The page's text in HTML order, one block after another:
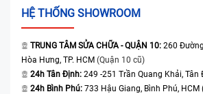
HỆ THỐNG SHOWROOM
TRUNG TÂM SỬA CHỮA - QUẬN 10: 260
Hòa Hưng, TP. HCM (Quận 10 cũ)
24h Tân Định: 249 -251 Trần Quang Khải, Tân
24h Bình Phú: 733 Hậu Giang, Bình Phú, HCM